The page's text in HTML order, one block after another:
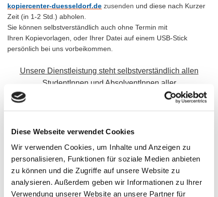
Diese Webseite verwendet Cookies
Wir verwenden Cookies, um Inhalte und Anzeigen zu
personalisieren, Funktionen für soziale Medien anbieten
zu können und die Zugriffe auf unsere Website zu
analysieren. Außerdem geben wir Informationen zu Ihrer
Verwendung unserer Website an unsere Partner für
kopiercenter-duesseldorf.de zusenden und diese nach Kurzer
Zeit (in 1-2 Std.) abholen.
Sie können selbstverständlich auch ohne Termin mit
Ihren Kopievorlagen, oder Ihrer Datei auf einem USB-Stick
persönlich bei uns vorbeikommen.
Unsere Dienstleistung steht selbstverständlich allen
StudentInnen und AbsolventInnen aller
Fachhochschulen,
Hochschulen, Universitäten und auch
Wir sind Ihr Kopiercenter in Düsseldorf-Bilk an der
Lösungen für Ihre Druckaufträge und Abschlussarbeiten.
Unser Fachpersonal und unsere modernen Maschinen
garantieren für schnelle Abwicklung und hohe Qualität bei allen
Druckprodukten und Bindearbeiten.
Unser Spezialgebiet ist dasDrucken und Bindenvon